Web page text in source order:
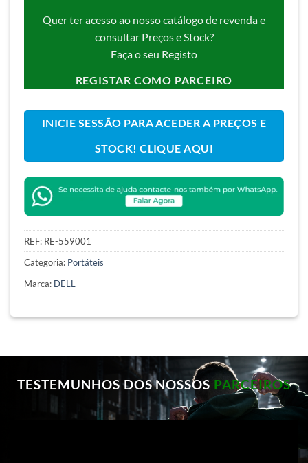
Quer ter acesso ao nosso catálogo de revenda e
consultar Preços e Stock?
Faça o seu Registo
REGISTAR COMO PARCEIRO
INICIE SESSÃO PARA ACEDER A PREÇOS E
STOCK! CLIQUE AQUI
REF: RE-559001
Categoria: Portáteis
Marca: DELL
TESTEMUNHOS DOS NOSSOS PARCEIROS